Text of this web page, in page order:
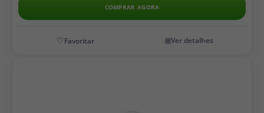
COMPRAR AGORA
Ver detalhes